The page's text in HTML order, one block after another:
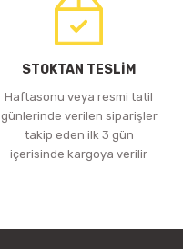
STOKTAN TESLİM
Haftasonu veya resmi tatil
günlerinde verilen siparişler
takip eden ilk 3 gün
içerisinde kargoya verilir